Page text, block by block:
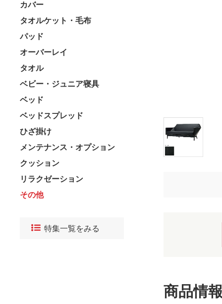
カバー
タオルケット・毛布
パッド
オーバーレイ
タオル
ベビー・ジュニア寝具
ベッド
ベッドスプレッド
ひざ掛け
メンテナンス・オプション
クッション
リラクゼーション
その他
特集一覧をみる
商品情報